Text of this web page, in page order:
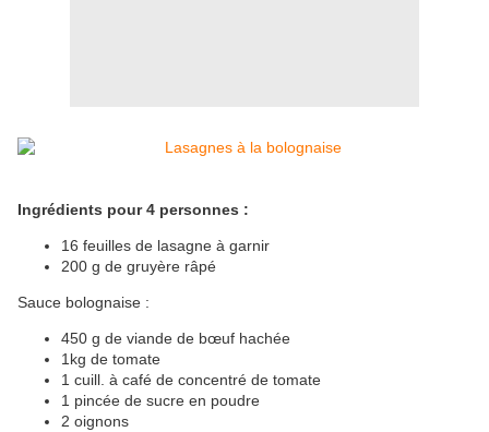
Ingrédients pour 4 personnes :
16 feuilles de lasagne à garnir
200 g de gruyère râpé
Sauce bolognaise :
450 g de viande de bœuf hachée
1kg de tomate
1 cuill. à café de concentré de tomate
1 pincée de sucre en poudre
2 oignons